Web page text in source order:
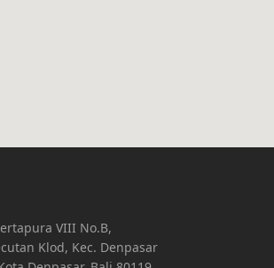
VIII No.B,
Klod, Kec. Denpasar